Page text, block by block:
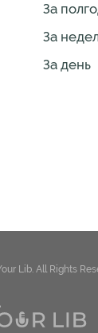
За
За
За день
Lib. All Rights